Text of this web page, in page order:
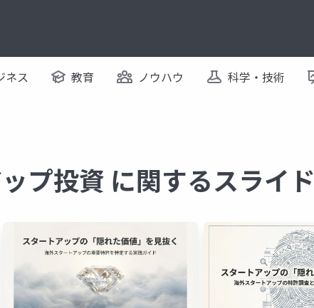
ネス 教育 ノウハウ 科学・技術
プ投資 に関するスライド